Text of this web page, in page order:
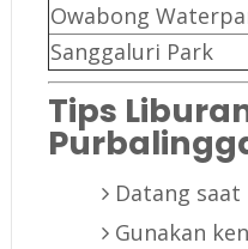
Owabong
Sanggaluri Park
Tips
Datang
Gunakan